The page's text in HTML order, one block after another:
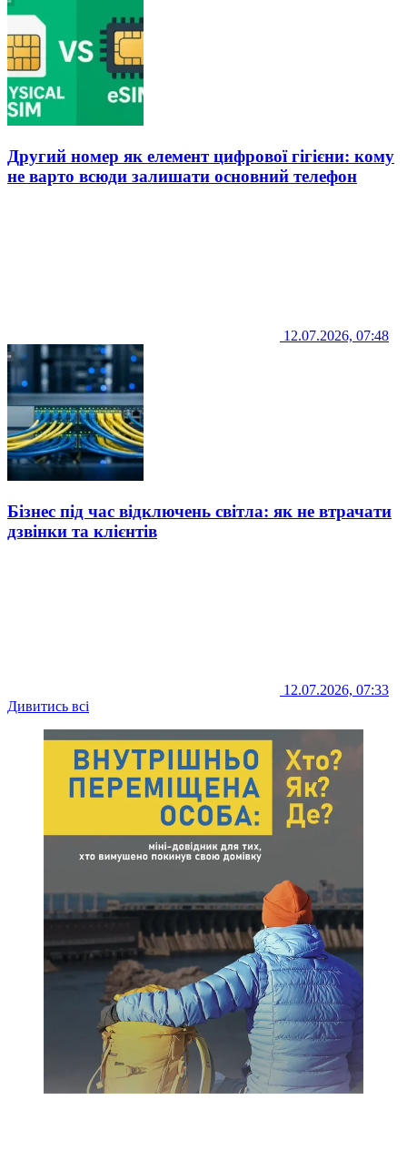
Другий номер як елемент цифрової гігієни: кому
не варто всюди залишати основний телефон
12.07.2026, 07:48
Бізнес під час відключень світла: як не втрачати
дзвінки та клієнтів
12.07.2026, 07:33
Дивитись всі